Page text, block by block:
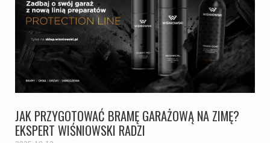
JAK PRZYGOTOWAĆ BRAMĘ GARAŻOWĄ NA ZIMĘ?
EKSPERT WIŚNIOWSKI RADZI